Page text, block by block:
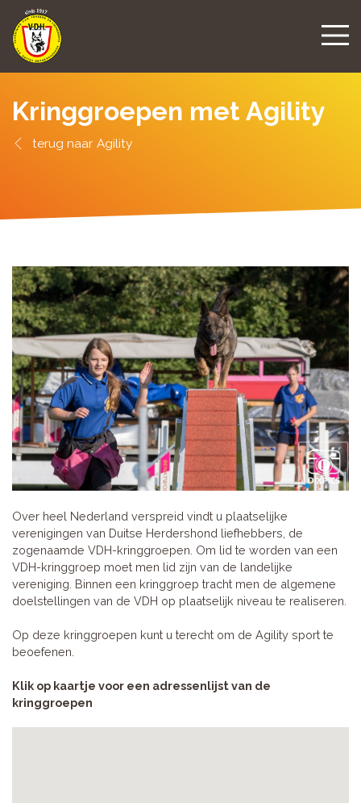
Kringgroepen met Agility
Agility
Over heel Nederland verspreid vindt u plaatselijke
verenigingen van Duitse Herdershond liefhebbers, de
zogenaamde VDH-kringgroepen. Om lid te worden van een
VDH-kringgroep moet men lid zijn van de landelijke
vereniging. Binnen een kringgroep tracht men de algemene
doelstellingen van de VDH op plaatselijk niveau te realiseren.
Op deze kringgroepen kunt u terecht om de Agility sport te
beoefenen.
Klik op kaartje voor een adressenlijst van de
kringgroepen